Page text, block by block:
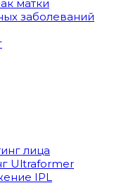
матки
заболеваний
лица
Ultraformer
IPL